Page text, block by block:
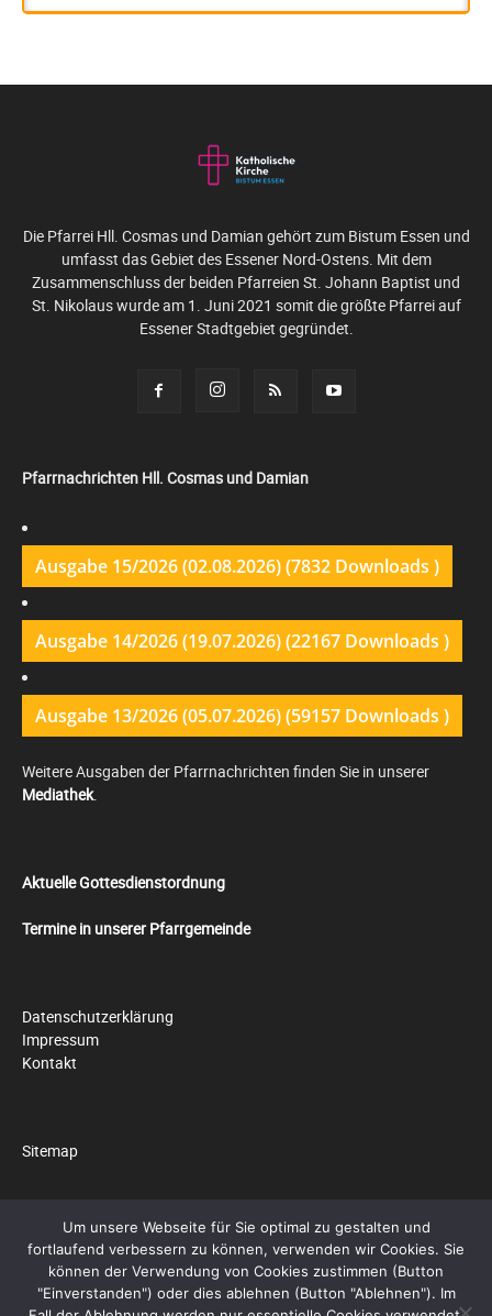
Die Pfarrei Hll. Cosmas und Damian gehört zum Bistum Essen und
umfasst das Gebiet des Essener Nord-Ostens. Mit dem
Zusammenschluss der beiden Pfarreien St. Johann Baptist und
St. Nikolaus wurde am 1. Juni 2021 somit die größte Pfarrei auf
Essener Stadtgebiet gegründet.
Pfarrnachrichten Hll. Cosmas und Damian
Ausgabe 15/2026 (02.08.2026) (7832 Downloads )
Ausgabe 14/2026 (19.07.2026) (22167 Downloads )
Ausgabe 13/2026 (05.07.2026) (59157 Downloads )
Weitere Ausgaben der Pfarrnachrichten finden Sie in unserer
Mediathek.
Aktuelle Gottesdienstordnung
Termine in unserer Pfarrgemeinde
Datenschutzerklärung
Impressum
Kontakt
Sitemap
© 2026 byPfarrei Hll. Cosmas und Damian
Social Media Auto PublishPowered By :XYZScripts.com
Um unsere Webseite für Sie optimal zu gestalten und
fortlaufend verbessern zu können, verwenden wir Cookies. Sie
können der Verwendung von Cookies zustimmen (Button
"Einverstanden") oder dies ablehnen (Button "Ablehnen"). Im